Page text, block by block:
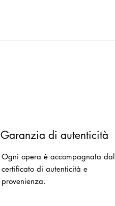
Garanzia di autenticità
Ogni opera è accompagnata dal
certificato di autenticità e
provenienza.